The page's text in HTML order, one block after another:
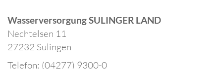
Wasserversorgung SULINGER LAND
Nechtelsen 11
27232 Sulingen
Telefon: (04277) 9300-0